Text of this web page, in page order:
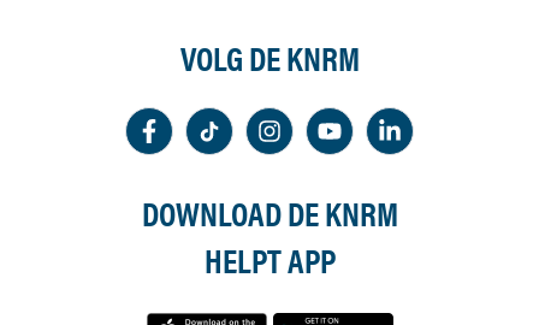
VOLG DE KNRM
DOWNLOAD DE KNRM
HELPT APP